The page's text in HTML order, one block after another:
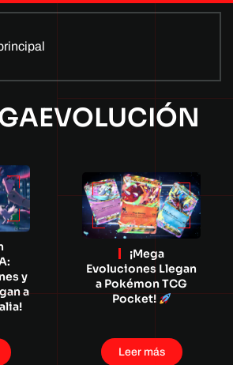
y
a
¡Mega
Evoluciones Llegan
a Pokémon TCG
Pocket!
Leer más